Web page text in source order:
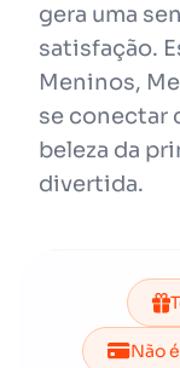
gera uma
satisfação.
Meninos,
se conectar
beleza da
divertida.
Não